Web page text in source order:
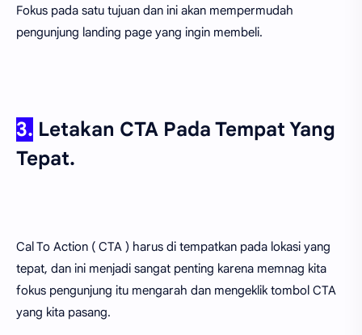
Fokus pada satu tujuan dan ini akan mempermudah
pengunjung landing page yang ingin membeli.
3. Letakan CTA Pada Tempat Yang
Tepat.
Cal To Action ( CTA ) harus di tempatkan pada lokasi yang
tepat, dan ini menjadi sangat penting karena memnag kita
fokus pengunjung itu mengarah dan mengeklik tombol CTA
yang kita pasang.